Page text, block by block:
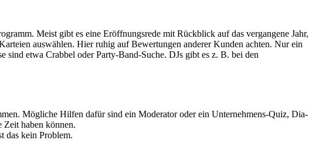
Meist gibt es eine Eröffnungsrede mit Rückblick auf das vergangene Jahr,
auswählen. Hier ruhig auf Bewertungen anderer Kunden achten. Nur ein
sind etwa Crabbel oder Party-Band-Suche. DJs gibt es z. B. bei den
Mögliche Hilfen dafür sind ein Moderator oder ein Unternehmens-Quiz, Dia-
Zeit haben können.
das kein Problem.